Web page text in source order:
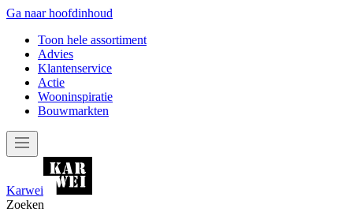
Ga naar hoofdinhoud
Toon hele assortiment
Advies
Klantenservice
Actie
Wooninspiratie
Bouwmarkten
Karwei
Zoeken